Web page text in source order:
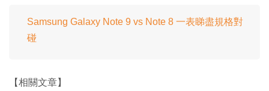
Samsung Galaxy Note 9 vs Note 8 一表睇盡規格對
碰
【相關文章】